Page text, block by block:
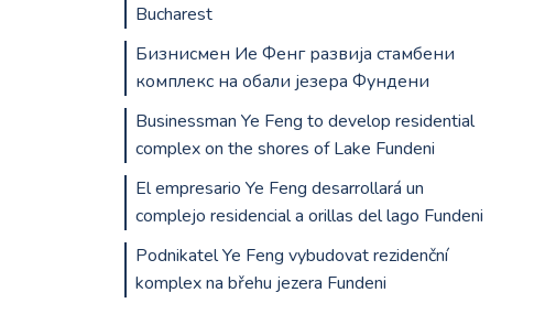
Bucharest
Бизнисмен Ие Фенг развија стамбени
комплекс на обали језера Фундени
Businessman Ye Feng to develop residential
complex on the shores of Lake Fundeni
El empresario Ye Feng desarrollará un
complejo residencial a orillas del lago Fundeni
Podnikatel Ye Feng vybudovat rezidenční
komplex na břehu jezera Fundeni